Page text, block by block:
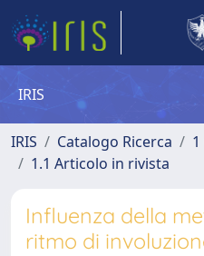
IRIS
IRIS Catalogo Ricerca
1.1 Articolo in rivista
Influenza della
ritmo di